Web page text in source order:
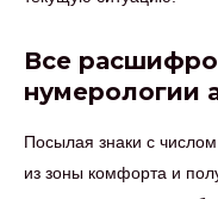
Все
нумерологии
Посылая знаки с
из зоны комфорта и